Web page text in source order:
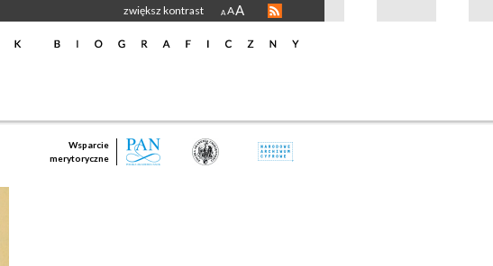
zwiększ kontrast A AA
Wsparcie
merytoryczne